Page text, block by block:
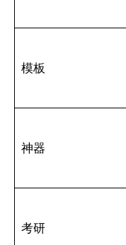
模板
神器
考研